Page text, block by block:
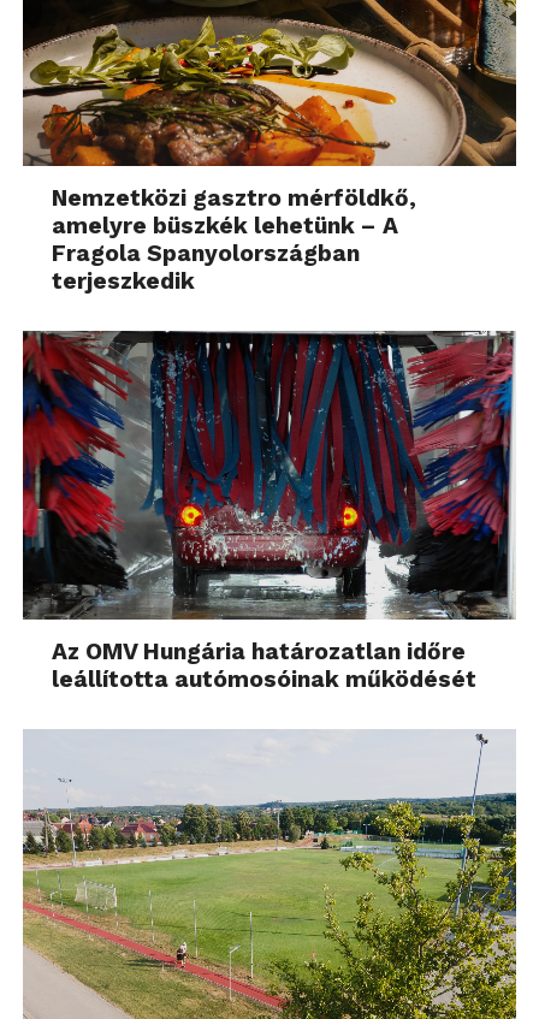
Nemzetközi gasztro mérföldkő,
amelyre büszkék lehetünk – A
Fragola Spanyolországban
terjeszkedik
Az OMV Hungária határozatlan időre
leállította autómosóinak működését